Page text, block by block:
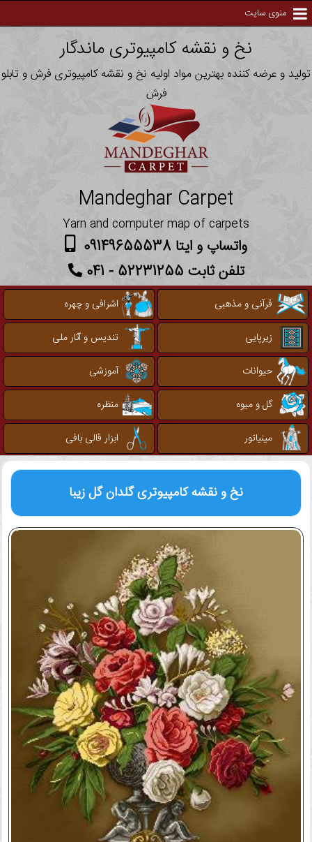
منوی سایت
نخ و نقشه کامپیوتری ماندگار
تولید و عرضه کننده بهترین مواد اولیه نخ و نقشه کامپیوتری فرش و تابلو
فرش
Mandeghar Carpet
Yarn and computer map of carpets
واتساپ و ایتا 09149655538
تلفن ثابت 52231255 - 041
قرآنی و مذهبی
اشرافی و چهره
زیرپایی
تندیس و آثار ملی
حیوانات
آموزشی
گل و میوه
منظره
مینیاتور
ابزار قالی بافی
نخ و نقشه کامپیوتریگلدان گل زیبا